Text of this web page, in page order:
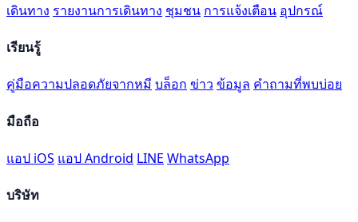
เดินทาง รายงานการเดินทาง ชุมชน การแจ้งเตือน อุปกรณ์
เรียนรู้
คู่มือความปลอดภัยจากหมี บล็อก ข่าว ข้อมูล คำถามที่พบบ่อย
มือถือ
แอป iOS แอป Android LINE WhatsApp
บริษัท